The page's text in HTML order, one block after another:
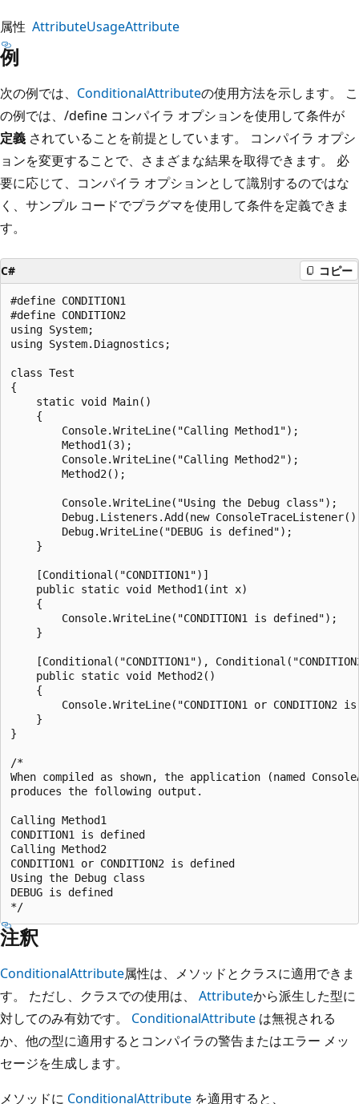
属性 AttributeUsageAttribute
例
次の例では、 ConditionalAttributeの使用方法を示します。 こ
の例では、/define コンパイラ オプションを使用して条件が
定義 されていることを前提としています。 コンパイラ オプシ
ョンを変更することで、さまざまな結果を取得できます。 必
要に応じて、コンパイラ オプションとして識別するのではな
く、サンプル コードでプラグマを使用して条件を定義できま
す。
C# コピー
#define CONDITION1
#define CONDITION2
using System;
using System.Diagnostics;
class Test
{
    static void Main()
    {
        Console.WriteLine("Calling Method1");
        Method1(3);
        Console.WriteLine("Calling Method2");
        Method2();
        Console.WriteLine("Using the Debug class");
Debug.Listeners.Add(new
        Debug.WriteLine("DEBUG is defined");
    }
    [Conditional("CONDITION1")]
    public static void Method1(int x)
    {
        Console.WriteLine("CONDITION1 is defined");
    }
[Conditional("CONDITION1"),
    public static void Method2()
    {
Console.WriteLine("CONDITION1 or CONDITION2
    }
}
/*
When compiled as shown, the application (named
produces the following output.
Calling Method1
CONDITION1 is defined
Calling Method2
CONDITION1 or CONDITION2 is defined
Using the Debug class
DEBUG is defined
注釈
ConditionalAttribute属性は、メソッドとクラスに適用できま
す。 ただし、クラスでの使用は、 Attributeから派生した型に
対してのみ有効です。 ConditionalAttribute は無視される
か、他の型に適用するとコンパイラの警告またはエラー メッ
セージを生成します。
メソッドに ConditionalAttribute を適用すると、